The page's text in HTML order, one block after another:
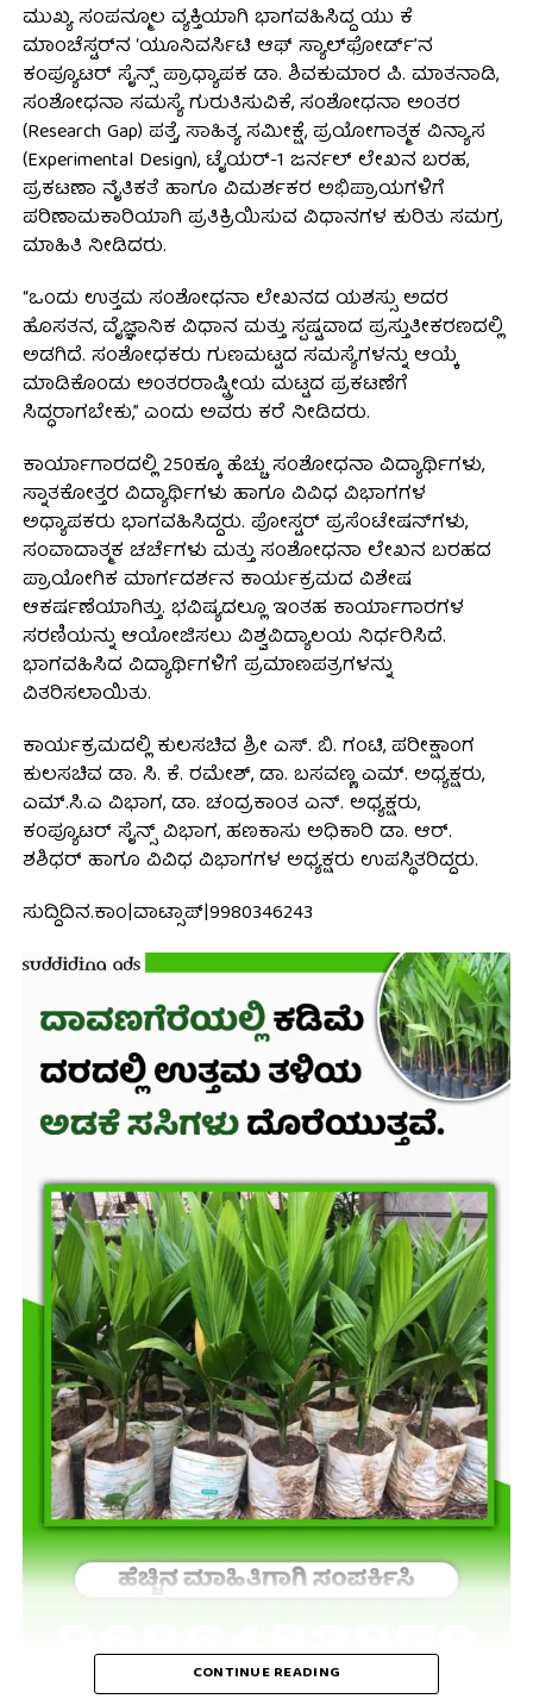
ಮುಖ್ಯ ಸಂಪನ್ಮೂಲ ವ್ಯಕ್ತಿಯಾಗಿ ಭಾಗವಹಿಸಿದ್ದ ಯು ಕೆ
ಮಾಂಚೆಸ್ಟರ್‌ನ ‘ಯೂನಿವರ್ಸಿಟಿ ಆಫ್ ಸ್ಯಾಲ್‌ಫೋರ್ಡ್’ನ
ಕಂಪ್ಯೂಟರ್ ಸೈನ್ಸ್ ಪ್ರಾಧ್ಯಾಪಕ ಡಾ. ಶಿವಕುಮಾರ ಪಿ. ಮಾತನಾಡಿ,
ಸಂಶೋಧನಾ ಸಮಸ್ಯೆ ಗುರುತಿಸುವಿಕೆ, ಸಂಶೋಧನಾ ಅಂತರ
(Research Gap) ಪತ್ತೆ, ಸಾಹಿತ್ಯ ಸಮೀಕ್ಷೆ, ಪ್ರಯೋಗಾತ್ಮಕ ವಿನ್ಯಾಸ
(Experimental Design), ಟೈಯರ್-1 ಜರ್ನಲ್ ಲೇಖನ ಬರಹ,
ಪ್ರಕಟಣಾ ನೈತಿಕತೆ ಹಾಗೂ ವಿಮರ್ಶಕರ ಅಭಿಪ್ರಾಯಗಳಿಗೆ
ಪರಿಣಾಮಕಾರಿಯಾಗಿ ಪ್ರತಿಕ್ರಿಯಿಸುವ ವಿಧಾನಗಳ ಕುರಿತು ಸಮಗ್ರ
ಮಾಹಿತಿ ನೀಡಿದರು.
“ಒಂದು ಉತ್ತಮ ಸಂಶೋಧನಾ ಲೇಖನದ ಯಶಸ್ಸು ಅದರ
ಹೊಸತನ, ವೈಜ್ಞಾನಿಕ ವಿಧಾನ ಮತ್ತು ಸ್ಪಷ್ಟವಾದ ಪ್ರಸ್ತುತೀಕರಣದಲ್ಲಿ
ಅಡಗಿದೆ. ಸಂಶೋಧಕರು ಗುಣಮಟ್ಟದ ಸಮಸ್ಯೆಗಳನ್ನು ಆಯ್ಕೆ
ಮಾಡಿಕೊಂಡು ಅಂತರರಾಷ್ಟ್ರೀಯ ಮಟ್ಟದ ಪ್ರಕಟಣೆಗೆ
ಸಿದ್ಧರಾಗಬೇಕು,” ಎಂದು ಅವರು ಕರೆ ನೀಡಿದರು.
ಕಾರ್ಯಾಗಾರದಲ್ಲಿ 250ಕ್ಕೂ ಹೆಚ್ಚು ಸಂಶೋಧನಾ ವಿದ್ಯಾರ್ಥಿಗಳು,
ಸ್ನಾತಕೋತ್ತರ ವಿದ್ಯಾರ್ಥಿಗಳು ಹಾಗೂ ವಿವಿಧ ವಿಭಾಗಗಳ
ಅಧ್ಯಾಪಕರು ಭಾಗವಹಿಸಿದ್ದರು. ಪೋಸ್ಟರ್ ಪ್ರಸೆಂಟೇಷನ್‌ಗಳು,
ಸಂವಾದಾತ್ಮಕ ಚರ್ಚೆಗಳು ಮತ್ತು ಸಂಶೋಧನಾ ಲೇಖನ ಬರಹದ
ಪ್ರಾಯೋಗಿಕ ಮಾರ್ಗದರ್ಶನ ಕಾರ್ಯಕ್ರಮದ ವಿಶೇಷ
ಆಕರ್ಷಣೆಯಾಗಿತ್ತು. ಭವಿಷ್ಯದಲ್ಲೂ ಇಂತಹ ಕಾರ್ಯಾಗಾರಗಳ
ಸರಣಿಯನ್ನು ಆಯೋಜಿಸಲು ವಿಶ್ವವಿದ್ಯಾಲಯ ನಿರ್ಧರಿಸಿದೆ.
ಭಾಗವಹಿಸಿದ ವಿದ್ಯಾರ್ಥಿಗಳಿಗೆ ಪ್ರಮಾಣಪತ್ರಗಳನ್ನು
ವಿತರಿಸಲಾಯಿತು.
ಕಾರ್ಯಕ್ರಮದಲ್ಲಿ ಕುಲಸಚಿವ ಶ್ರೀ ಎಸ್. ಬಿ. ಗಂಟಿ, ಪರೀಕ್ಷಾಂಗ
ಕುಲಸಚಿವ ಡಾ. ಸಿ. ಕೆ. ರಮೇಶ್, ಡಾ. ಬಸವಣ್ಣ ಎಮ್. ಅಧ್ಯಕ್ಷರು,
ಎಮ್.ಸಿ.ಎ ವಿಭಾಗ, ಡಾ. ಚಂದ್ರಕಾಂತ ಎನ್. ಅಧ್ಯಕ್ಷರು,
ಕಂಪ್ಯೂಟರ್ ಸೈನ್ಸ್ ವಿಭಾಗ, ಹಣಕಾಸು ಅಧಿಕಾರಿ ಡಾ. ಆರ್.
ಶಶಿಧರ್ ಹಾಗೂ ವಿವಿಧ ವಿಭಾಗಗಳ ಅಧ್ಯಕ್ಷರು ಉಪಸ್ಥಿತರಿದ್ದರು.
ಸುದ್ದಿದಿನ.ಕಾಂ|ವಾಟ್ಸಾಪ್|9980346243
CONTINUE READING